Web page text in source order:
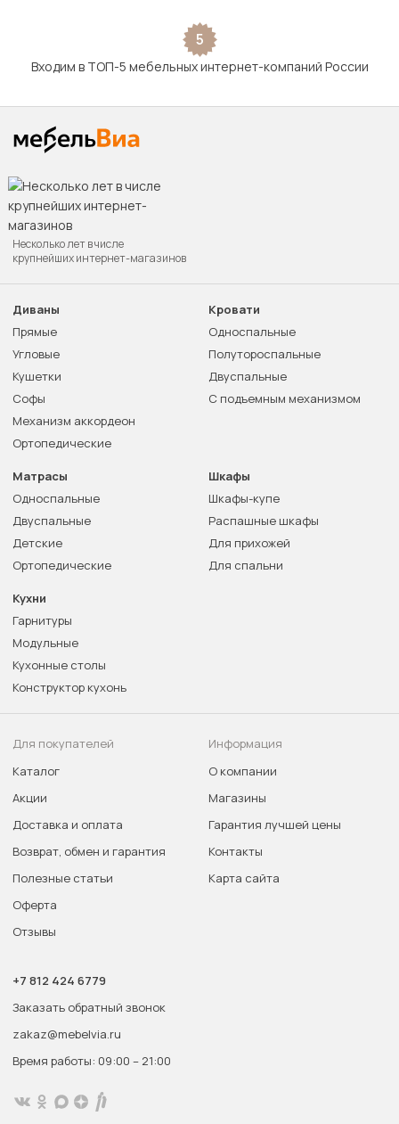
5
Входим в ТОП-5 мебельных интернет-компаний России
Несколько лет в числе
крупнейших интернет-магазинов
Диваны
Прямые
Угловые
Кушетки
Софы
Механизм аккордеон
Ортопедические
Кровати
Односпальные
Полутороспальные
Двуспальные
С подъемным механизмом
Матрасы
Односпальные
Двуспальные
Детские
Ортопедические
Шкафы
Шкафы-купе
Распашные шкафы
Для прихожей
Для спальни
Кухни
Гарнитуры
Модульные
Кухонные столы
Конструктор кухонь
Для покупателей
Каталог
Акции
Доставка и оплата
Возврат, обмен и гарантия
Полезные статьи
Оферта
Отзывы
Информация
О компании
Магазины
Гарантия лучшей цены
Контакты
Карта сайта
+7 812 424 6779
Заказать обратный звонок
zakaz@mebelvia.ru
Время работы: 09:00 – 21:00